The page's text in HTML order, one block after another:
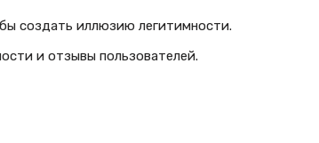
создать иллюзию легитимности.
и отзывы пользователей.